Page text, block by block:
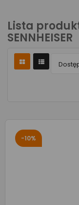
Lista
SENNHEISER
-10%